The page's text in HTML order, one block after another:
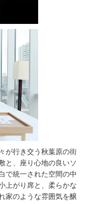
が行き交う秋葉原の街
と、座り心地の良いソ
で統一された空間の中
上がり席と、柔らかな
家のような雰囲気を醸